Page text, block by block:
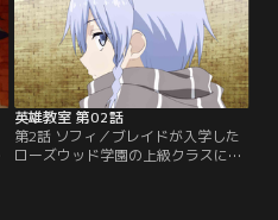
英雄教室 第02話
第2話 ソフィ／ブレイドが入学した
ローズウッド学園の上級クラスに、